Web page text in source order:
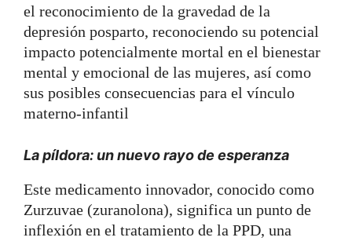
el reconocimiento de la gravedad de la
depresión posparto, reconociendo su potencial
impacto potencialmente mortal en el bienestar
mental y emocional de las mujeres, así como
sus posibles consecuencias para el vínculo
materno-infantil
La píldora: un nuevo rayo de esperanza
Este medicamento innovador, conocido como
Zurzuvae (zuranolona), significa un punto de
inflexión en el tratamiento de la PPD, una